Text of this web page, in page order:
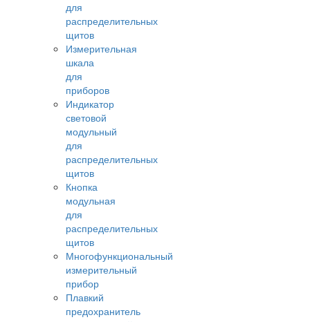
для
распределительных
щитов
Измерительная
шкала
для
приборов
Индикатор
световой
модульный
для
распределительных
щитов
Кнопка
модульная
для
распределительных
щитов
Многофункциональный
измерительный
прибор
Плавкий
предохранитель